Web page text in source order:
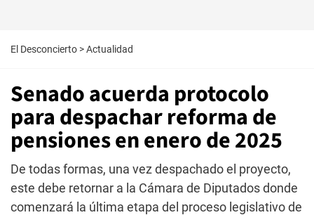
El Desconcierto >Actualidad
Senado acuerda protocolo
para despachar reforma de
pensiones en enero de 2025
De todas formas, una vez despachado el proyecto,
este debe retornar a la Cámara de Diputados donde
comenzará la última etapa del proceso legislativo de